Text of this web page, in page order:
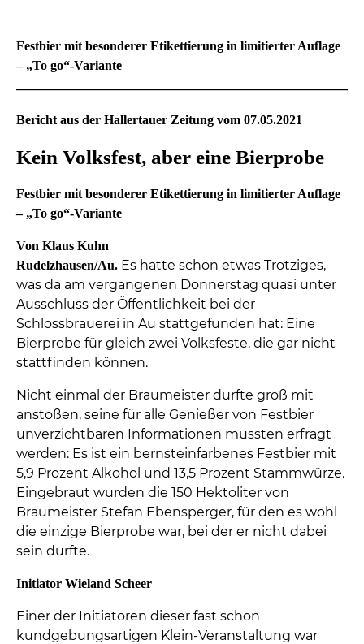
Festbier mit besonderer Etikettierung in limitierter Auflage
– „To go“-Variante
Bericht aus der Hallertauer Zeitung vom 07.05.2021
Kein Volksfest, aber eine Bierprobe
Festbier mit besonderer Etikettierung in limitierter Auflage
– „To go“-Variante
Von Klaus Kuhn
Rudelzhausen/Au. Es hatte schon etwas Trotziges,
was da am vergangenen Donnerstag quasi unter
Ausschluss der Öffentlichkeit bei der
Schlossbrauerei in Au stattgefunden hat: Eine
Bierprobe für gleich zwei Volksfeste, die gar nicht
stattfinden können.
Nicht einmal der Braumeister durfte groß mit
anstoßen, seine für alle Genießer von Festbier
unverzichtbaren Informationen mussten erfragt
werden: Es ist ein bernsteinfarbenes Festbier mit
5,9 Prozent Alkohol und 13,5 Prozent Stammwürze.
Eingebraut wurden die 150 Hektoliter von
Braumeister Stefan Ebensperger, für den es wohl
die einzige Bierprobe war, bei der er nicht dabei
sein durfte.
Initiator Wieland Scheer
Einer der Initiatoren dieser fast schon
kundgebungsartigen Klein-Veranstaltung war